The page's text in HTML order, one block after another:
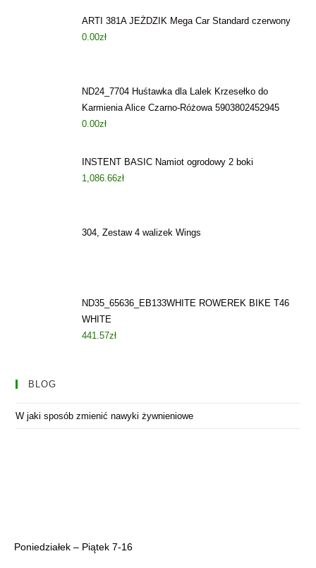
ARTI 381A JEŻDZIK Mega Car Standard czerwony
0.00zł
ND24_7704 Huśtawka dla Lalek Krzesełko do
Karmienia Alice Czarno-Różowa 5903802452945
0.00zł
INSTENT BASIC Namiot ogrodowy 2 boki
1,086.66zł
304, Zestaw 4 walizek Wings
ND35_65636_EB133WHITE ROWEREK BIKE T46
WHITE
441.57zł
BLOG
W jaki sposób zmienić nawyki żywnieniowe
Poniedziałek – Piątek 7-16